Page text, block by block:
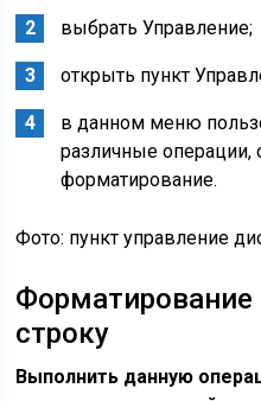
выбрать Управление;
открыть пункт
в данном меню
различные
форматирование.
Фото: пункт управление
строку
Выполнить данную